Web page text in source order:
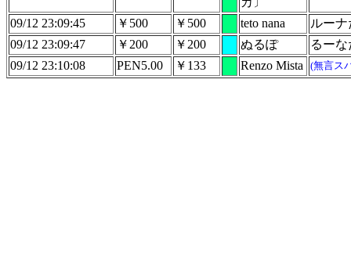
09/12 23:09:45
￥500 ￥500 teto nana
ルー
09/12 23:09:47
￥200 ￥200 ぬるぽ
るー
09/12 23:10:08
PEN5.00 ￥133 Renzo Mista (無言ス